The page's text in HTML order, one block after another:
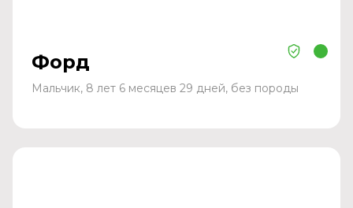
Форд
Мальчик, 8 лет 6 месяцев 29 дней, без породы